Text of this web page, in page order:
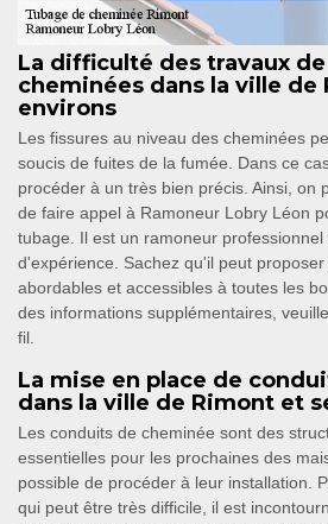
La difficulté des travaux
cheminées dans la ville de
environs
Les fissures au niveau des cheminées
soucis de fuites de la fumée. Dans ce
procéder à un très bien précis. Ainsi, on
de faire appel à Ramoneur Lobry Léon
tubage. Il est un ramoneur
d'expérience. Sachez qu'il peut
abordables et accessibles à toutes les
des informations supplémentaires,
fil.
La mise en place de
dans la ville de Rimont et
Les conduits de cheminée sont des
essentielles pour les prochaines des
possible de procéder à leur installation.
qui peut être très difficile, il est